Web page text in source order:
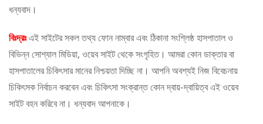
ধন্যবাদ।
বিঃদ্রঃএই সাইটের সকল তথ্য ফোন নাম্বার এবং ঠিকানা সংশ্লিষ্ঠ হাসপাতাল ও
বিভিন্ন সোশ্যাল মিডিয়া, ওয়েব সাইট থেকে সংগৃহিত। আমরা কোন ডাক্তার বা
হাসপাতালের চিকিৎসার মানের নিশ্চয়তা দিচ্ছি না। আপনি অবশ্যই নিজ বিবেচনায়
চিকিৎসক নির্বাচন করবেন এবং চিকিৎসা সংক্রান্ত কোন দ্বায়-দ্বায়িত্ব এই ওয়েব
সাইট বহন করিবে না। ধন্যবাদ আপনাকে।